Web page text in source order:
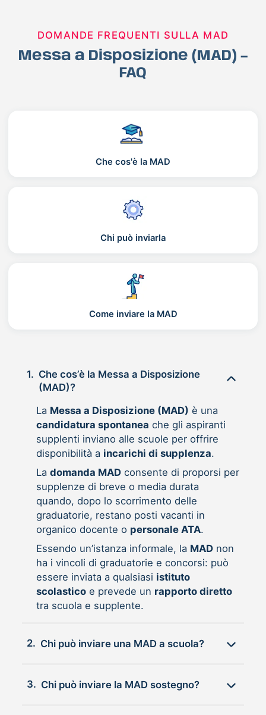
DOMANDE FREQUENTI SULLA MAD
Messa a Disposizione (MAD) –
FAQ
Che cos'è la MAD
Chi può inviarla
Come inviare la MAD
1. Che cos’è la Messa a Disposizione
(MAD)?
La Messa a Disposizione (MAD) è una
candidatura spontanea che gli aspiranti
supplenti inviano alle scuole per offrire
disponibilità a incarichi di supplenza.
La domanda MADconsente di proporsi per
supplenze di breve o media durata
quando, dopo lo scorrimento delle
graduatorie, restano posti vacanti in
organico docente o personale ATA.
Essendo un’istanza informale, la MADnon
ha i vincoli di graduatorie e concorsi: può
essere inviata a qualsiasi istituto
scolasticoe prevede un rapporto diretto
tra scuola e supplente.
2. Chi può inviare una MAD a scuola?
3. Chi può inviare la MAD sostegno?